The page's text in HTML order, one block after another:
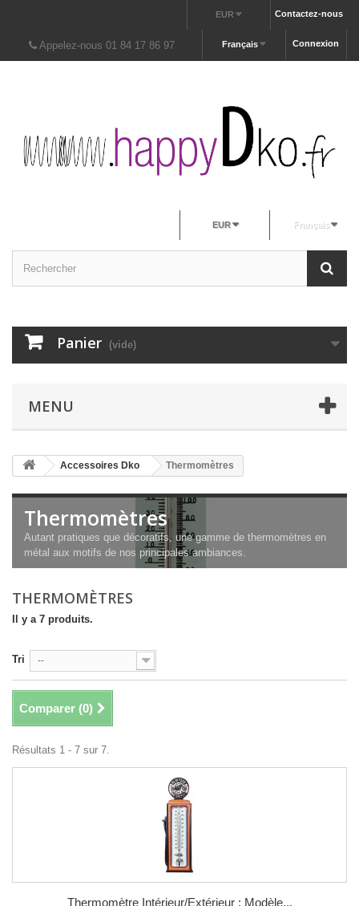
Contactez-nous
EUR
Appelez-nous 01 84 17 86 97 Connexion
Français
Français
EUR
Panier (vide)
MENU
Accessoires Dko Thermomètres
Thermomètres
Autant pratiques que décoratifs, une gamme de thermomètres en
métal aux motifs de nos principales ambiances.
THERMOMÈTRES
Il y a 7 produits.
Tri --
Comparer (0)
Résultats 1 - 7 sur 7.
Thermomètre Intérieur/Extérieur : Modèle...